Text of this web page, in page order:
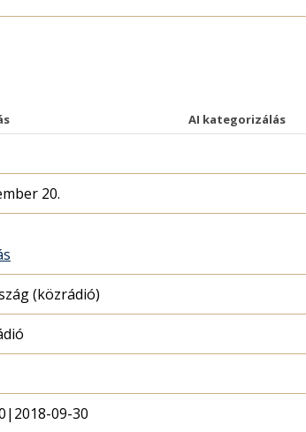
AI kategorizálás
20.
(közrádió)
09-30